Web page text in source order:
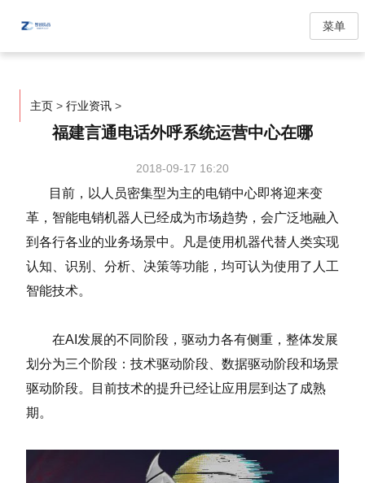
菜单
主页 > 行业资讯 >
福建言通电话外呼系统运营中心在哪
2018-09-17 16:20
目前，以人员密集型为主的电销中心即将迎来变
革，智能电销机器人已经成为市场趋势，会广泛地融入
到各行各业的业务场景中。凡是使用机器代替人类实现
认知、识别、分析、决策等功能，均可认为使用了人工
智能技术。
在AI发展的不同阶段，驱动力各有侧重，整体发展
划分为三个阶段：技术驱动阶段、数据驱动阶段和场景
驱动阶段。目前技术的提升已经让应用层到达了成熟
期。